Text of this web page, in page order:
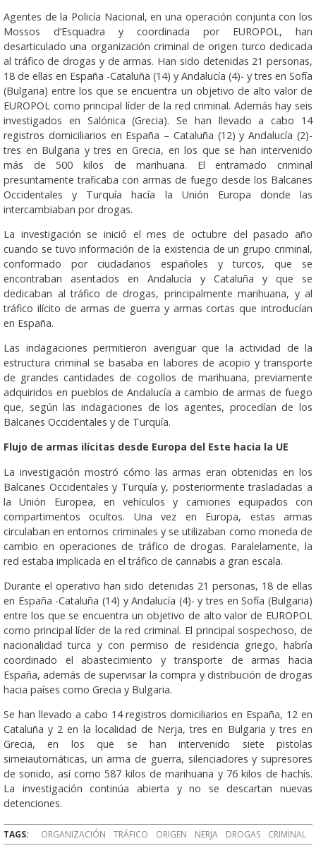
Agentes de la Policía Nacional, en una operación conjunta con los
Mossos d’Esquadra y coordinada por EUROPOL, han
desarticulado una organización criminal de origen turco dedicada
al tráfico de drogas y de armas. Han sido detenidas 21 personas,
18 de ellas en España -Cataluña (14) y Andalucía (4)- y tres en Sofía
(Bulgaria) entre los que se encuentra un objetivo de alto valor de
EUROPOL como principal líder de la red criminal. Además hay seis
investigados en Salónica (Grecia). Se han llevado a cabo 14
registros domiciliarios en España – Cataluña (12) y Andalucía (2)-
tres en Bulgaria y tres en Grecia, en los que se han intervenido
más de 500 kilos de marihuana. El entramado criminal
presuntamente traficaba con armas de fuego desde los Balcanes
Occidentales y Turquía hacía la Unión Europa donde las
intercambiaban por drogas.
La investigación se inició el mes de octubre del pasado año
cuando se tuvo información de la existencia de un grupo criminal,
conformado por ciudadanos españoles y turcos, que se
encontraban asentados en Andalucía y Cataluña y que se
dedicaban al tráfico de drogas, principalmente marihuana, y al
tráfico ilícito de armas de guerra y armas cortas que introducían
en España.
Las indagaciones permitieron averiguar que la actividad de la
estructura criminal se basaba en labores de acopio y transporte
de grandes cantidades de cogollos de marihuana, previamente
adquiridos en pueblos de Andalucía a cambio de armas de fuego
que, según las indagaciones de los agentes, procedían de los
Balcanes Occidentales y de Turquía.
Flujo de armas ilícitas desde Europa del Este hacia la UE
La investigación mostró cómo las armas eran obtenidas en los
Balcanes Occidentales y Turquía y, posteriormente trasladadas a
la Unión Europea, en vehículos y camiones equipados con
compartimentos ocultos. Una vez en Europa, estas armas
circulaban en entornos criminales y se utilizaban como moneda de
cambio en operaciones de tráfico de drogas. Paralelamente, la
red estaba implicada en el tráfico de cannabis a gran escala.
Durante el operativo han sido detenidas 21 personas, 18 de ellas
en España -Cataluña (14) y Andalucía (4)- y tres en Sofía (Bulgaria)
entre los que se encuentra un objetivo de alto valor de EUROPOL
como principal líder de la red criminal. El principal sospechoso, de
nacionalidad turca y con permiso de residencia griego, habría
coordinado el abastecimiento y transporte de armas hacia
España, además de supervisar la compra y distribución de drogas
hacia países como Grecia y Bulgaria.
Se han llevado a cabo 14 registros domiciliarios en España, 12 en
Cataluña y 2 en la localidad de Nerja, tres en Bulgaria y tres en
Grecia, en los que se han intervenido siete pistolas
simeiautomáticas, un arma de guerra, silenciadores y supresores
de sonido, así como 587 kilos de marihuana y 76 kilos de hachís.
La investigación continúa abierta y no se descartan nuevas
detenciones.
TAGS: ORGANIZACIÓN TRÁFICO ORIGEN NERJA DROGAS CRIMINAL